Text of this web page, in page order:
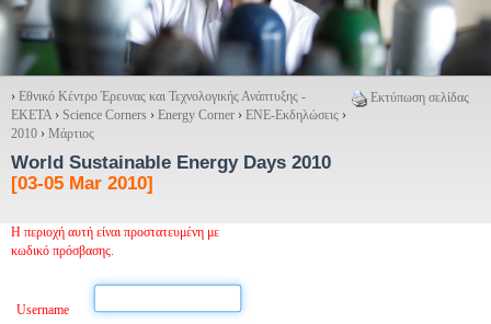
Εκτύπωση σελίδας
› Εθνικό Κέντρο Έρευνας και Τεχνολογικής Ανάπτυξης -
ΕΚΕΤΑ› Science Corners › Energy Corner › ΕΝΕ-Εκδηλώσεις ›
2010 › Μάρτιος
World Sustainable Energy Days 2010
[03-05 Mar 2010]
Η περιοχή αυτή είναι προστατευμένη με
κωδικό πρόσβασης.
Username